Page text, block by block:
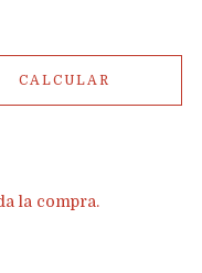
CALCULAR
la compra.